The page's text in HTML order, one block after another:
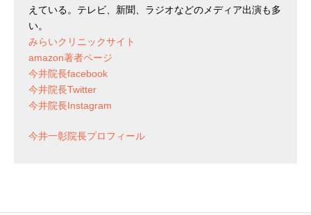
えている。テレビ、新聞、ラジオなどのメディア出演も多
い。
みらいクリニックサイト
amazon著者ページ
今井院長facebook
今井院長Twitter
今井院長Instagram
今井一彰院長プロフィール